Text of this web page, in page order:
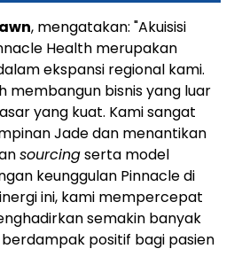
, mengatakan: "Akuisisi
Health merupakan
ekspansi regional kami.
membangun bisnis yang luar
yang kuat. Kami sangat
Jade dan menantikan
sourcingserta model
keunggulan Pinnacle di
ini, kami mempercepat
semakin banyak
positif bagi pasien